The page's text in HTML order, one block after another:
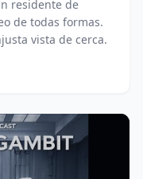
residente de
de todas formas.
vista de cerca.